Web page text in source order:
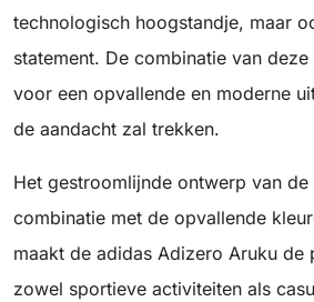
technologisch hoogstandje, maar
statement. De combinatie van
voor een opvallende en moderne
de aandacht zal trekken.
Het gestroomlijnde ontwerp van de
combinatie met de opvallende
maakt de adidas Adizero Aruku de
zowel sportieve activiteiten als